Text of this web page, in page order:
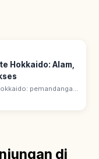
Hokkaido: Alam,
pemandangan
Malam
di